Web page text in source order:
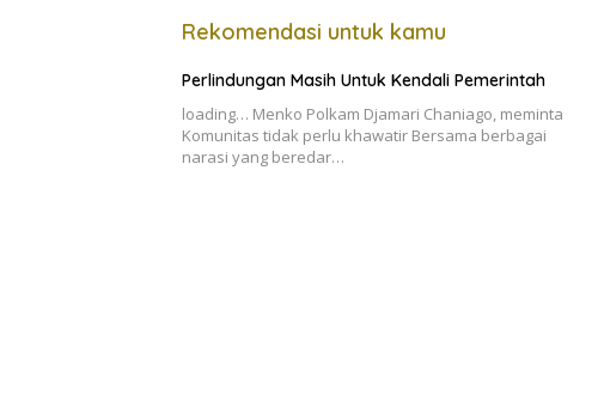
Rekomendasi untuk kamu
Perlindungan Masih Untuk Kendali Pemerintah
loading… Menko Polkam Djamari Chaniago, meminta
Komunitas tidak perlu khawatir Bersama berbagai
narasi yang beredar…